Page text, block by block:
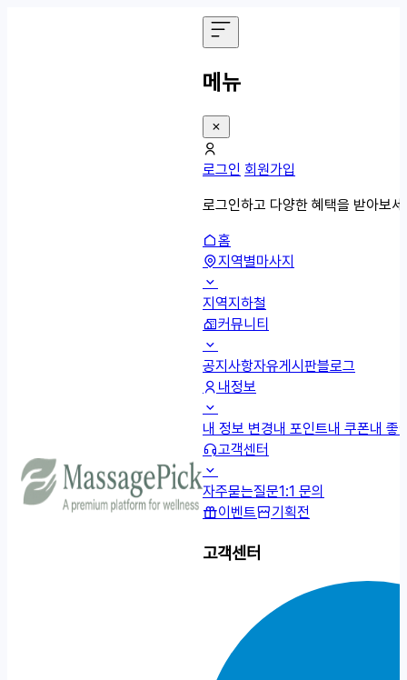
메뉴
로그인 회원가입
로그인하고 다양한 혜택을 받아보
홈
지역별마사지
지역지하철
커뮤니티
공지사항자유게시판블로그
내정보
내 정보 변경내 포인트내 쿠폰내 좋
고객센터
자주묻는질문1:1 문의
이벤트
기획전
고객센터